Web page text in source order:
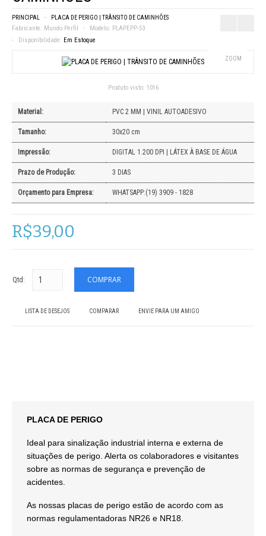
PRINCIPAL PLACA DE PERIGO | TRÂNSITO DE CAMINHÕES
Fabricante: Mundo Perfil Modelo: PLAPEPP-53
Disponibilidade: Em Estoque
ZOOM
Produto visto: 1016
Material: PVC 2 MM | VINIL AUTOADESIVO
Tamanho: 30x20 cm
Impressão: DIGITAL 1.200 DPI | LÁTEX À BASE DE ÁGUA
Prazo de Produção: 3 DIAS
Orçamento para Empresa: WHATSAPP:(19) 3909 - 1828
R$39,00
Qtd:
LISTA DE DESEJOS COMPARAR ENVIE PARA UM AMIGO
PLACA DE PERIGO
Ideal para sinalização industrial interna e externa de
situações de perigo. Alerta os colaboradores e visitantes
sobre as normas de segurança e prevenção de
acidentes.
As nossas placas de perigo estão de acordo com as
normas regulamentadoras NR26 e NR18.